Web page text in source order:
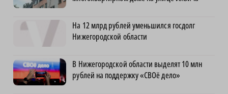
На 12 млрд рублей уменьшился госдолг
Нижегородской области
В Нижегородской области выделят 10 млн
рублей на поддержку «СВОё дело»